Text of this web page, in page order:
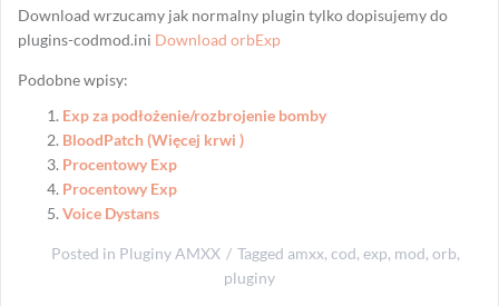
Download wrzucamy jak normalny plugin tylko dopisujemy do
plugins-codmod.ini Download orbExp
Podobne wpisy:
Exp za podłożenie/rozbrojenie bomby
BloodPatch (Więcej krwi )
Procentowy Exp
Procentowy Exp
Voice Dystans
Posted in Pluginy AMXX Tagged amxx, cod, exp, mod, orb,
pluginy